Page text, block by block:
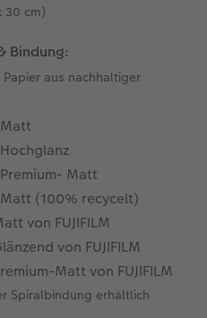
30 cm)
Bindung:
Papier aus nachhaltiger
Matt
(100% recycelt)
von FUJIFILM
von FUJIFILM
Matt von FUJIFILM
Spiralbindung erhältlich